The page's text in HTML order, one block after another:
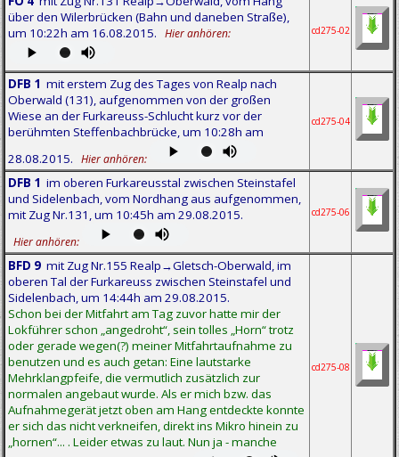
über den Wilerbrücken (Bahn und daneben Straße),
um 10:22h am 16.08.2015.
Hier anhören: cd275-02
DFB 1 mit erstem Zug des Tages von Realp nach
Oberwald (131), aufgenommen von der großen
Wiese an der Furkareuss-Schlucht kurz vor der
berühmten Steffenbachbrücke, um 10:28h am
28.08.2015.
Hier anhören:
cd275-04
DFB 1 im oberen Furkareusstal zwischen Steinstafel
und Sidelenbach, vom Nordhang aus aufgenommen,
mit Zug Nr.131, um 10:45h am 29.08.2015.
Hier anhören:
cd275-06
BFD 9 mit Zug Nr.155 Realp→Gletsch-Oberwald, im
oberen Tal der Furkareuss zwischen Steinstafel und
Sidelenbach, um 14:44h am 29.08.2015.
Schon bei der Mitfahrt am Tag zuvor hatte mir der
Lokführer schon „angedroht“, sein tolles „Horn“ trotz
oder gerade wegen(?) meiner Mitfahrtaufnahme zu
benutzen und es auch getan: Eine lautstarke
Mehrklangpfeife, die vermutlich zusätzlich zur
normalen angebaut wurde. Als er mich bzw. das
Aufnahmegerät jetzt oben am Hang entdeckte konnte
er sich das nicht verkneifen, direkt ins Mikro hinein zu
„hornen“... . Leider etwas zu laut. Nun ja - manche
cd275-08